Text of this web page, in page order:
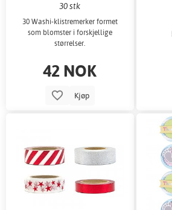
30 stk
30 Washi-klistremerker formet
som blomster i forskjellige
størrelser.
42 NOK
Kjøp